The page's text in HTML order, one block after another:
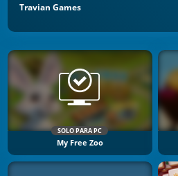
Travian Games
SOLO PARA PC
My Free Zoo